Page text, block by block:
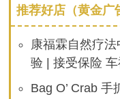
推荐好店（黄金广
康福霖自然疗
验 | 接受保险
Bag O’ Crab 手